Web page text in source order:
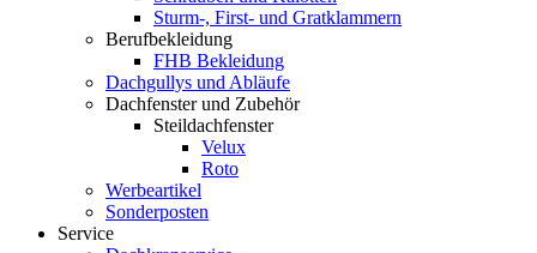
Sturm-, First- und Gratklammern
Berufbekleidung
FHB Bekleidung
Dachgullys und Abläufe
Dachfenster und Zubehör
Steildachfenster
Velux
Roto
Werbeartikel
Sonderposten
Service